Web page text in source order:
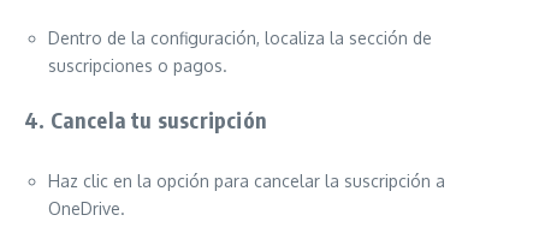
Dentro de la configuración, localiza la sección de
suscripciones o pagos.
4. Cancela tu suscripción
Haz clic en la opción para cancelar la suscripción a
OneDrive.